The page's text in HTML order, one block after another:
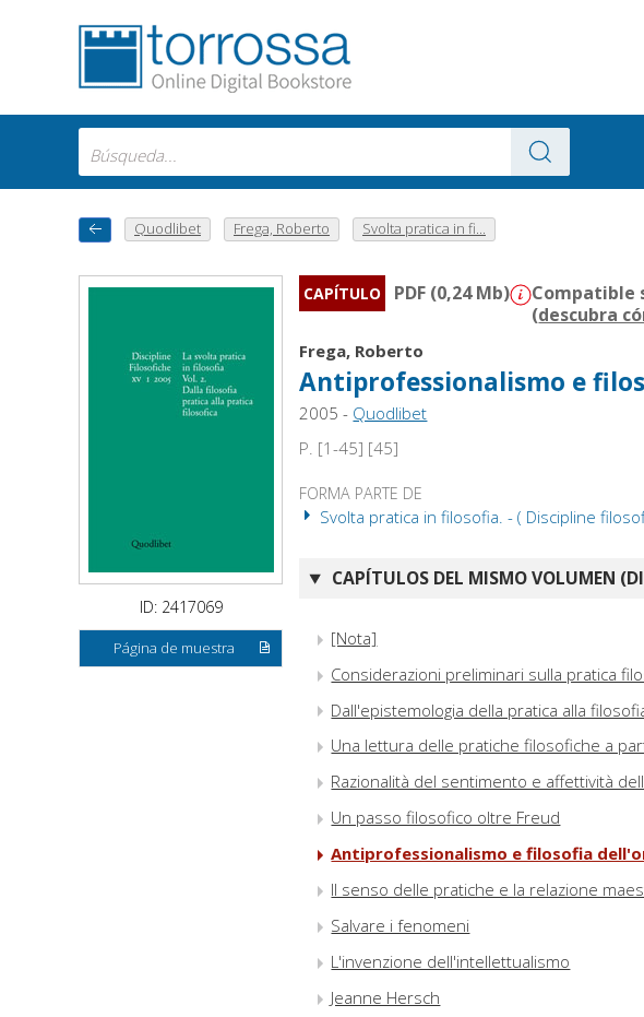
Quodlibet Frega, Roberto Svolta pratica in fi...
ID: 2417069
Página de muestra
CAPÍTULO PDF (0,24 Mb)
Compatible
(descubra
Frega, Roberto
Antiprofessionalismo e
2005 - Quodlibet
P. [1-45] [45]
FORMA PARTE DE
Svolta pratica in filosofia. - ( Discipline
CAPÍTULOS DEL MISMO VOLUMEN
[Nota]
Considerazioni preliminari sulla pratica
Dall'epistemologia della pratica alla
Una lettura delle pratiche filosofiche a
Razionalità del sentimento e affettività
Un passo filosofico oltre Freud
Antiprofessionalismo e filosofia
Il senso delle pratiche e la relazione
Salvare i fenomeni
L'invenzione dell'intellettualismo
Jeanne Hersch